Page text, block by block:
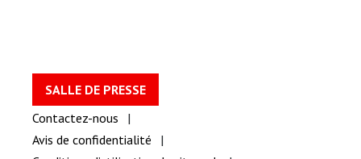
SALLE DE PRESSE
Contactez-nous
Avis de confidentialité